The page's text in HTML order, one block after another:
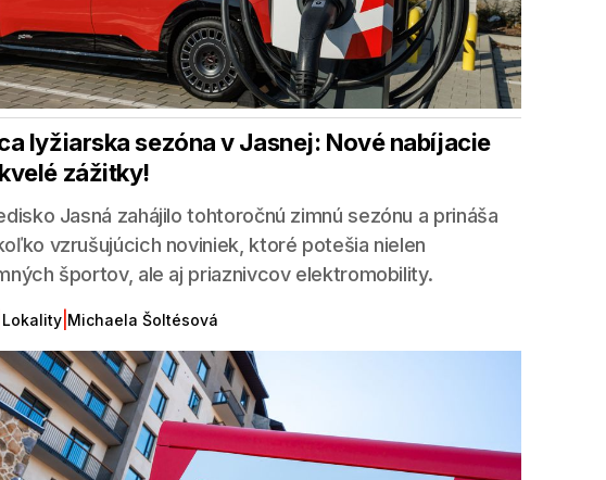
lyžiarska sezóna v Jasnej: Nové nabíjacie
zážitky!
Jasná zahájilo tohtoročnú zimnú sezónu a prináša
vzrušujúcich noviniek, ktoré potešia nielen
športov, ale aj priaznivcov elektromobility.
Lokality| Michaela Šoltésová